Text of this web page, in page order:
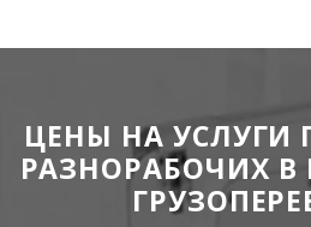
ЦЕНЫ НА УСЛУГИ
РАЗНОРАБОЧИХ В